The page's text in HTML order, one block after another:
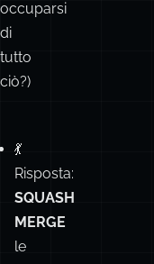
-
force-
with-
lease
di
tutto
ciò?)